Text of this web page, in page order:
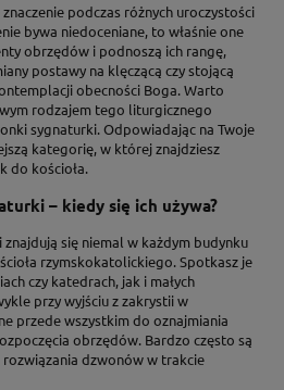
podczas różnych uroczystości
bywa niedoceniane, to właśnie one
obrzędów i podnoszą ich rangę,
postawy na klęczącą czy stojącą
obecności Boga. Warto
rodzajem tego liturgicznego
sygnaturki. Odpowiadając na Twoje
kategorię, w której znajdziesz
do kościoła.
– kiedy się ich używa?
się niemal w każdym budynku
rzymskokatolickiego. Spotkasz je
czy katedrach, jak i małych
przy wyjściu z zakrystii w
przede wszystkim do oznajmiania
obrzędów. Bardzo często są
dzwonów w trakcie